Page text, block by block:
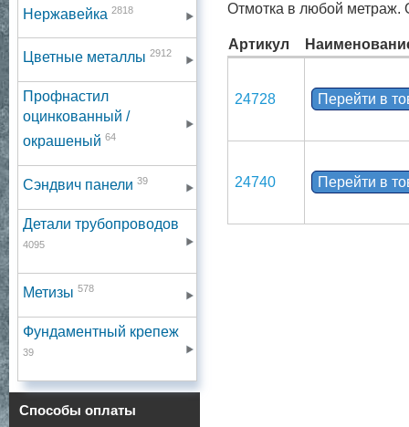
Нержавейка 2818
Цветные металлы 2912
Профнастил
оцинкованный /
окрашеный 64
Сэндвич панели 39
Детали трубопроводов
4095
Метизы 578
Фундаментный крепеж
39
Способы оплаты
Отмотка в любой метраж.
Артикул
24728 Перейти в
24740 Перейти в